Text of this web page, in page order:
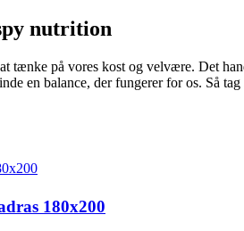
nutrition
tænke på vores kost og velvære. Det
en balance, der fungerer for os. Så
180x200